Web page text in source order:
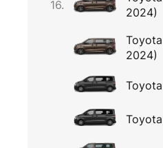
16.
2024)
2024)